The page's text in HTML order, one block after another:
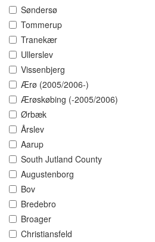
Søndersø
Tommerup
Tranekær
Ullerslev
Vissenbjerg
Ærø (2005/2006-)
Ærøskøbing (-2005/2006)
Ørbæk
Årslev
Aarup
South Jutland County
Augustenborg
Bov
Bredebro
Broager
Christiansfeld